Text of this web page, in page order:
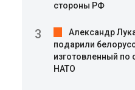
стороны РФ
Александр
подарили
изготовленный по
НАТО